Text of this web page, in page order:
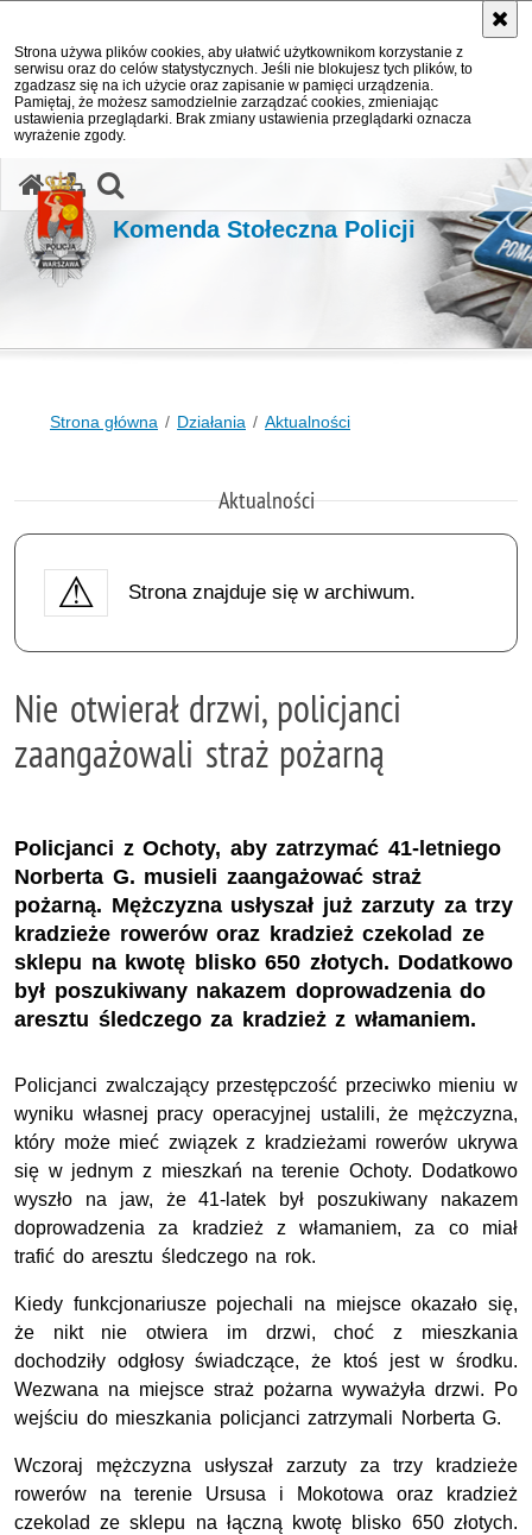
Strona używa plików cookies, aby ułatwić użytkownikom korzystanie z
serwisu oraz do celów statystycznych. Jeśli nie blokujesz tych plików, to
zgadzasz się na ich użycie oraz zapisanie w pamięci urządzenia.
Pamiętaj, że możesz samodzielnie zarządzać cookies, zmieniając
ustawienia przeglądarki. Brak zmiany ustawienia przeglądarki oznacza
wyrażenie zgody.
Komenda Stołeczna Policji
Strona główna Działania Aktualności
Aktualności
Strona znajduje się w archiwum.
Nie otwierał drzwi, policjanci
zaangażowali straż pożarną
Policjanci z Ochoty, aby zatrzymać 41-letniego
Norberta G. musieli zaangażować straż
pożarną. Mężczyzna usłyszał już zarzuty za trzy
kradzieże rowerów oraz kradzież czekolad ze
sklepu na kwotę blisko 650 złotych. Dodatkowo
był poszukiwany nakazem doprowadzenia do
aresztu śledczego za kradzież z włamaniem.
Policjanci zwalczający przestępczość przeciwko mieniu w
wyniku własnej pracy operacyjnej ustalili, że mężczyzna,
który może mieć związek z kradzieżami rowerów ukrywa
się w jednym z mieszkań na terenie Ochoty. Dodatkowo
wyszło na jaw, że 41-latek był poszukiwany nakazem
doprowadzenia za kradzież z włamaniem, za co miał
trafić do aresztu śledczego na rok.
Kiedy funkcjonariusze pojechali na miejsce okazało się,
że nikt nie otwiera im drzwi, choć z mieszkania
dochodziły odgłosy świadczące, że ktoś jest w środku.
Wezwana na miejsce straż pożarna wyważyła drzwi. Po
wejściu do mieszkania policjanci zatrzymali Norberta G.
Wczoraj mężczyzna usłyszał zarzuty za trzy kradzieże
rowerów na terenie Ursusa i Mokotowa oraz kradzież
czekolad ze sklepu na łączną kwotę blisko 650 złotych.